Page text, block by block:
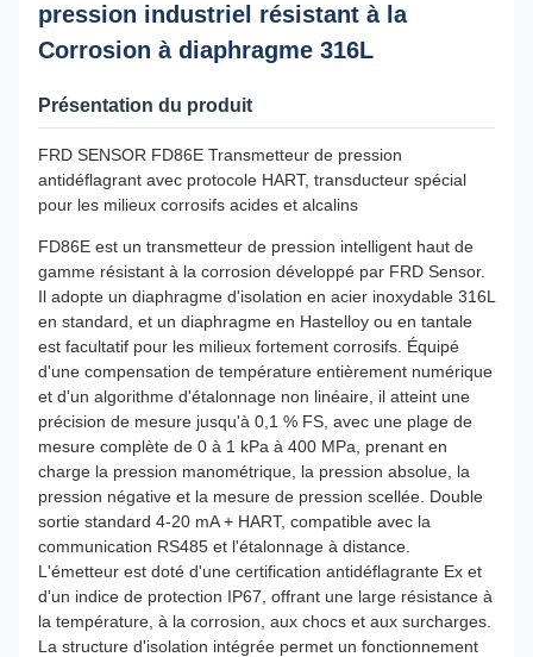
pression industriel résistant à la
Corrosion à diaphragme 316L
Présentation du produit
FRD SENSOR FD86E Transmetteur de pression
antidéflagrant avec protocole HART, transducteur spécial
pour les milieux corrosifs acides et alcalins
FD86E est un transmetteur de pression intelligent haut de
gamme résistant à la corrosion développé par FRD Sensor.
Il adopte un diaphragme d'isolation en acier inoxydable 316L
en standard, et un diaphragme en Hastelloy ou en tantale
est facultatif pour les milieux fortement corrosifs. Équipé
d'une compensation de température entièrement numérique
et d'un algorithme d'étalonnage non linéaire, il atteint une
précision de mesure jusqu'à 0,1 % FS, avec une plage de
mesure complète de 0 à 1 kPa à 400 MPa, prenant en
charge la pression manométrique, la pression absolue, la
pression négative et la mesure de pression scellée. Double
sortie standard 4-20 mA + HART, compatible avec la
communication RS485 et l'étalonnage à distance.
L'émetteur est doté d'une certification antidéflagrante Ex et
d'un indice de protection IP67, offrant une large résistance à
la température, à la corrosion, aux chocs et aux surcharges.
La structure d'isolation intégrée permet un fonctionnement